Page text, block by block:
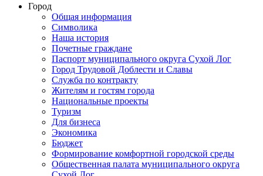
Город
Общая информация
Символика
Наша история
Почетные граждане
Паспорт муниципального округа Сухой Лог
Город Трудовой Доблести и Славы
Служба по контракту
Жителям и гостям города
Национальные проекты
Туризм
Для бизнеса
Экономика
Бюджет
Формирование комфортной городской среды
Общественная палата муниципального округа